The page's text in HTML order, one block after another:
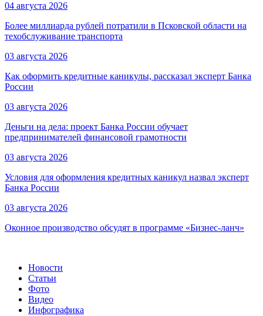
04 августа 2026
Более миллиарда рублей потратили в Псковской области на
техобслуживание транспорта
03 августа 2026
Как оформить кредитные каникулы, рассказал эксперт Банка
России
03 августа 2026
Деньги на дела: проект Банка России обучает
предпринимателей финансовой грамотности
03 августа 2026
Условия для оформления кредитных каникул назвал эксперт
Банка России
03 августа 2026
Оконное производство обсудят в программе «Бизнес-ланч»
Новости
Статьи
Фото
Видео
Инфографика